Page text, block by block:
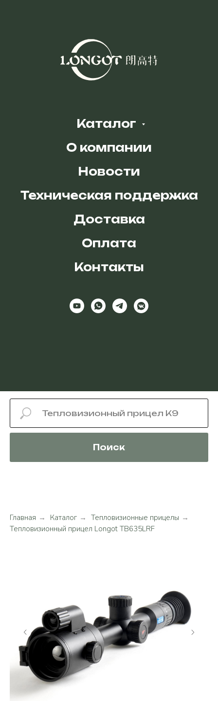
Каталог
О компании
Новости
Техническая поддержка
Доставка
Оплата
Контакты
Поиск
Главная → Каталог → Тепловизионные прицелы →
Тепловизионный прицел Longot TB635LRF